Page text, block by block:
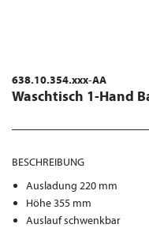
638.10.354.xxx-AA
Waschtisch 1-Hand
BESCHREIBUNG
Ausladung 220 mm
Höhe 355 mm
Auslauf schwenkbar